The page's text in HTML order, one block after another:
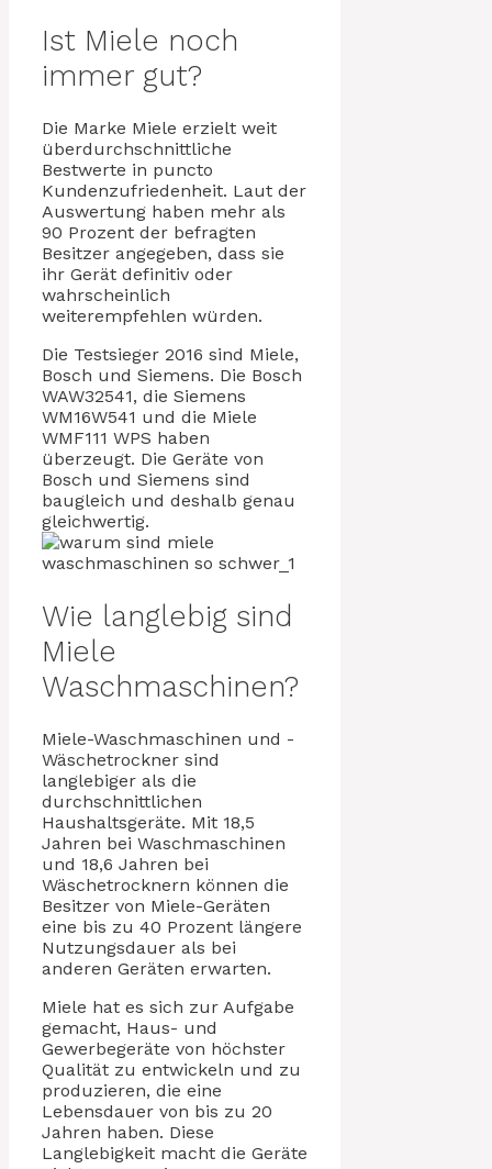
Ist Miele noch
immer gut?
Die Marke Miele erzielt weit
überdurchschnittliche
Bestwerte in puncto
Kundenzufriedenheit. Laut der
Auswertung haben mehr als
90 Prozent der befragten
Besitzer angegeben, dass sie
ihr Gerät definitiv oder
wahrscheinlich
weiterempfehlen würden.
Die Testsieger 2016 sind Miele,
Bosch und Siemens. Die Bosch
WAW32541, die Siemens
WM16W541 und die Miele
WMF111 WPS haben
überzeugt. Die Geräte von
Bosch und Siemens sind
baugleich und deshalb genau
gleichwertig.
Wie langlebig sind
Miele
Waschmaschinen?
Miele-Waschmaschinen und -
Wäschetrockner sind
langlebiger als die
durchschnittlichen
Haushaltsgeräte. Mit 18,5
Jahren bei Waschmaschinen
und 18,6 Jahren bei
Wäschetrocknern können die
Besitzer von Miele-Geräten
eine bis zu 40 Prozent längere
Nutzungsdauer als bei
anderen Geräten erwarten.
Miele hat es sich zur Aufgabe
gemacht, Haus- und
Gewerbegeräte von höchster
Qualität zu entwickeln und zu
produzieren, die eine
Lebensdauer von bis zu 20
Jahren haben. Diese
Langlebigkeit macht die Geräte